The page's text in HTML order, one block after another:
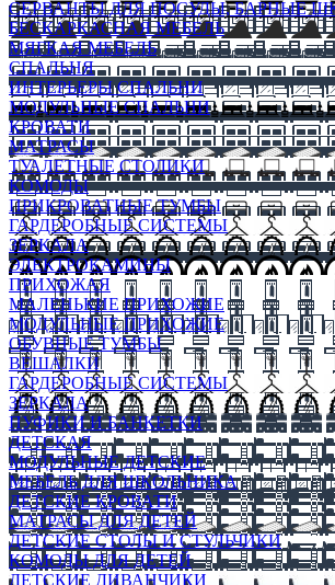
СЕРВАНТЫ ДЛЯ ПОСУДЫ, БАРНЫЕ
БЕСКАРКАСНАЯ МЕБЕЛЬ
МЯГКАЯ МЕБЕЛЬ
СПАЛЬНЯ
ИНТЕРЬЕРЫ СПАЛЬНИ
МОДУЛЬНЫЕ СПАЛЬНИ
КРОВАТИ
МАТРАСЫ
ТУАЛЕТНЫЕ СТОЛИКИ
КОМОДЫ
ПРИКРОВАТНЫЕ ТУМБЫ
ГАРДЕРОБНЫЕ СИСТЕМЫ
ЗЕРКАЛА
ЭЛЕКТРОКАМИНЫ
ПРИХОЖАЯ
МАЛЕНЬКИЕ ПРИХОЖИЕ
МОДУЛЬНЫЕ ПРИХОЖИЕ
ОБУВНЫЕ ТУМБЫ
ВЕШАЛКИ
ГАРДЕРОБНЫЕ СИСТЕМЫ
ЗЕРКАЛА
ПУФИКИ И БАНКЕТКИ
ДЕТСКАЯ
МОДУЛЬНЫЕ ДЕТСКИЕ
МЕБЕЛЬ ДЛЯ ШКОЛЬНИКА
ДЕТСКИЕ КРОВАТИ
МАТРАСЫ ДЛЯ ДЕТЕЙ
ДЕТСКИЕ СТОЛЫ И СТУЛЬЧИКИ
КОМОДЫ ДЛЯ ДЕТЕЙ
ДЕТСКИЕ ДИВАНЧИКИ